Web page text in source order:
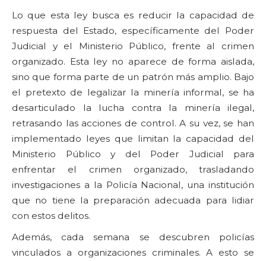
Lo que esta ley busca es reducir la capacidad de
respuesta del Estado, específicamente del Poder
Judicial y el Ministerio Público, frente al crimen
organizado. Esta ley no aparece de forma aislada,
sino que forma parte de un patrón más amplio. Bajo
el pretexto de legalizar la minería informal, se ha
desarticulado la lucha contra la minería ilegal,
retrasando las acciones de control. A su vez, se han
implementado leyes que limitan la capacidad del
Ministerio Público y del Poder Judicial para
enfrentar el crimen organizado, trasladando
investigaciones a la Policía Nacional, una institución
que no tiene la preparación adecuada para lidiar
con estos delitos.
Además, cada semana se descubren policías
vinculados a organizaciones criminales. A esto se